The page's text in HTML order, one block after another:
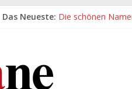
Das Neueste: Die schönen